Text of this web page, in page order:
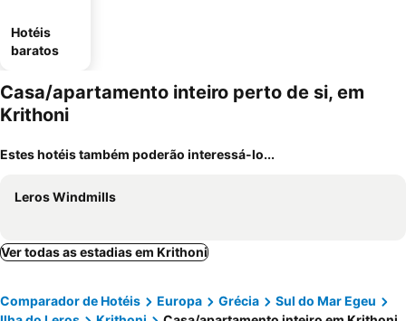
Hotéis
baratos
Casa/apartamento inteiro perto de si, em
Krithoni
Estes hotéis também poderão interessá-lo...
Leros Windmills
Ver todas as estadias em Krithoni
Comparador de Hotéis Europa Grécia
Sul do Mar Egeu